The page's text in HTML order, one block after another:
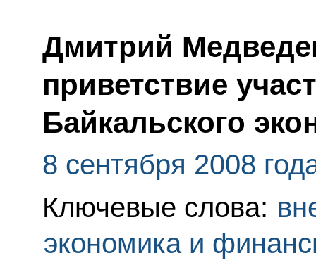
Дмитрий
приветствие
Байкальского
8 сентября 2008
Ключевые слова:
экономика и